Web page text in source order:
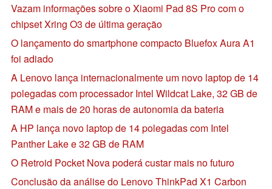
Vazam informações sobre o Xiaomi Pad 8S Pro com o
chipset Xring O3 de última geração
O lançamento do smartphone compacto Bluefox Aura A1
foi adiado
A Lenovo lança internacionalmente um novo laptop de 14
polegadas com processador Intel Wildcat Lake, 32 GB de
RAM e mais de 20 horas de autonomia da bateria
A HP lança novo laptop de 14 polegadas com Intel
Panther Lake e 32 GB de RAM
O Retroid Pocket Nova poderá custar mais no futuro
Conclusão da análise do Lenovo ThinkPad X1 Carbon